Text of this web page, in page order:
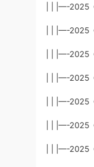
| | |—-2025
| | |—-2025
| | |—-2025
| | |—-2025
| | |—-2025
| | |—-2025
| | |—-2025